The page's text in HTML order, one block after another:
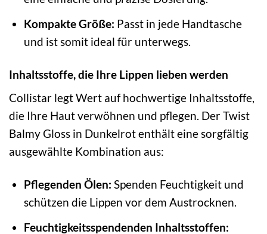
Kompakte Größe: Passt in jede Handtasche
und ist somit ideal für unterwegs.
Inhaltsstoffe, die Ihre Lippen lieben werden
Collistar legt Wert auf hochwertige Inhaltsstoffe,
die Ihre Haut verwöhnen und pflegen. Der Twist
Balmy Gloss in Dunkelrot enthält eine sorgfältig
ausgewählte Kombination aus:
Pflegenden Ölen: Spenden Feuchtigkeit und
schützen die Lippen vor dem Austrocknen.
Feuchtigkeitsspendenden Inhaltsstoffen: